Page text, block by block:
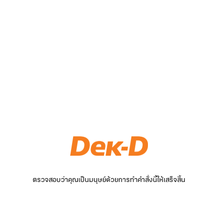
ตรวจสอบว่าคุณเป็นมนุษย์ด้วยการทำคำสั่งนี้ให้เสร็จสิ้น